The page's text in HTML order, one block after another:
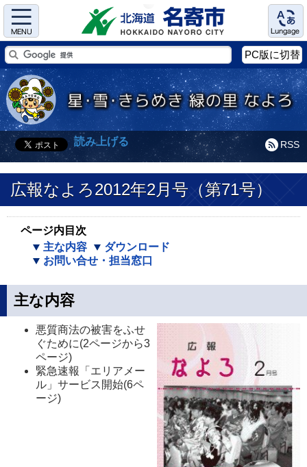
Menu Language
PC版に切替
RSS
読み上げる
広報なよろ2012年2月号（第71号）
ページ内目次
主な内容
ダウンロード
お問い合せ・担当窓口
主な内容
悪質商法の被害をふせ
ぐために(2ページから3
ページ)
緊急速報「エリアメー
ル」サービス開始(6ペ
ージ)